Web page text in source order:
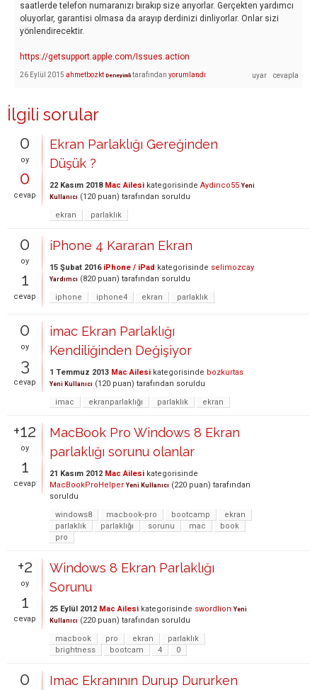
saatlerde telefon numaranızı bırakıp size arıyorlar. Gerçekten yardımcı
oluyorlar, garantisi olmasa da arayıp derdinizi dinliyorlar. Onlar sizi
yönlendirecektir.
https://getsupport.apple.com/Issues.action
26 Eylül 2015 ahmetbozkt Deneyimli tarafından yorumlandı
İlgili sorular
0
oy
0
cevap
Ekran Parlaklığı Gereğinden
Düşük ?
22 Kasım 2018 Mac Ailesi kategorisinde Aydinco55 Yeni
Kullanıcı (120 puan) tarafından soruldu
ekran
parlaklık
0
oy
1
cevap
iPhone 4 Kararan Ekran
15 Şubat 2016 iPhone / iPad kategorisinde selimozcay
Yardımcı (820 puan) tarafından soruldu
iphone
iphone4 ekran parlaklık
0
oy
3
cevap
imac Ekran Parlaklığı
Kendiliğinden Değişiyor
1 Temmuz 2013 Mac Ailesi kategorisinde bozkurtas
Yeni Kullanıcı (120 puan) tarafından soruldu
imac
ekranparlaklığı parlaklık ekran
+12
oy
1
cevap
MacBook Pro Windows 8 Ekran
parlaklığı sorunu olanlar
21 Kasım 2012 Mac Ailesi kategorisinde
MacBookProHelper Yeni Kullanıcı (220 puan) tarafından
soruldu
windows8
macbook-pro bootcamp
ekran
parlaklık
parlaklığı sorunu mac
book
pro
+2
oy
1
cevap
Windows 8 Ekran Parlaklığı
Sorunu
25 Eylül 2012 Mac Ailesi kategorisinde swordlion Yeni
Kullanıcı (220 puan) tarafından soruldu
macbook
pro ekran
parlaklık
brightness
bootcam 4 0
0
Imac Ekranının Durup Dururken